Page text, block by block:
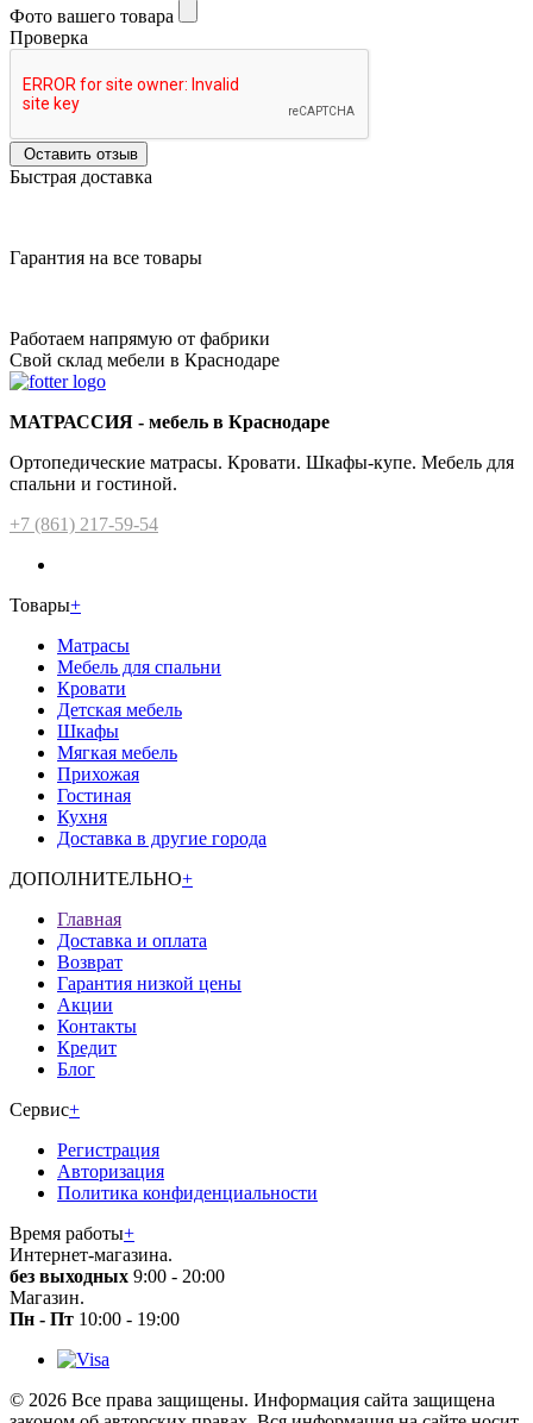
Фото вашего товара
Проверка
Оставить отзыв
Быстрая доставка
Гарантия на все товары
Работаем напрямую от фабрики
Свой склад мебели в Краснодаре
МАТРАССИЯ - мебель в Краснодаре
Ортопедические матрасы. Кровати. Шкафы-купе. Мебель для
спальни и гостиной.
+7 (861) 217-59-54
Товары+
Матрасы
Мебель для спальни
Кровати
Детская мебель
Шкафы
Мягкая мебель
Прихожая
Гостиная
Кухня
Доставка в другие города
ДОПОЛНИТЕЛЬНО+
Главная
Доставка и оплата
Возврат
Гарантия низкой цены
Акции
Контакты
Кредит
Блог
Сервис+
Регистрация
Авторизация
Политика конфиденциальности
Время работы+
Интернет-магазина.
без выходных 9:00 - 20:00
Магазин.
Пн - Пт 10:00 - 19:00
© 2026 Все права защищены. Информация сайта защищена